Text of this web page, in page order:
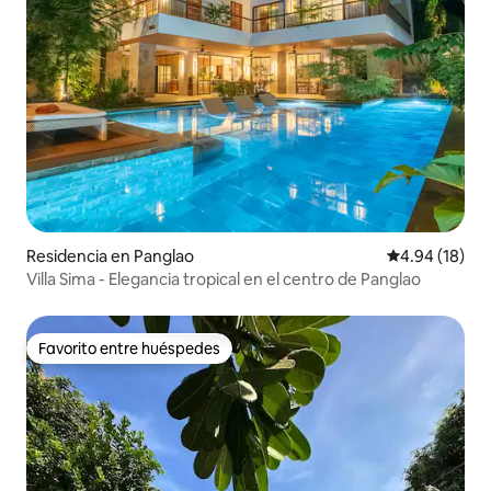
Residencia en Panglao Calificación
4.94 (18)
Villa Sima - Elegancia tropical en el centro de Panglao
Favorito entre huéspedes
Favorito entre huéspedes